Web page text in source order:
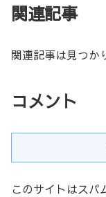
関連記事
関連記事は見つか
コメント
このサイトはス